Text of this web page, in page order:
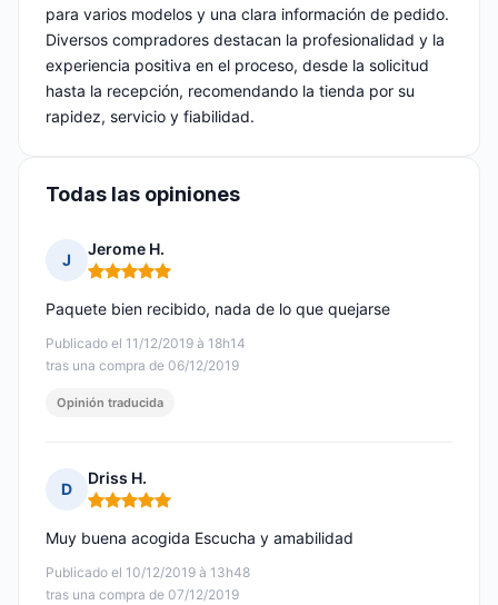
para varios modelos y una clara información de pedido.
Diversos compradores destacan la profesionalidad y la
experiencia positiva en el proceso, desde la solicitud
hasta la recepción, recomendando la tienda por su
rapidez, servicio y fiabilidad.
Todas las opiniones
J
Jerome H.
Nota: 5 de 5
Publicado el 11/12/2019 à 18h14
tras una compra de 06/12/2019
Paquete bien recibido, nada de lo que quejarse
Opinión traducida
D
Driss H.
Nota: 5 de 5
Publicado el 10/12/2019 à 13h48
tras una compra de 07/12/2019
Muy buena acogida Escucha y amabilidad